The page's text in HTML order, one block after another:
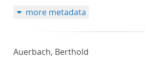
more metadata
Auerbach, Berthold